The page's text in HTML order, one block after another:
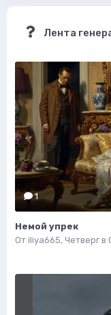
Лента
1
Немой упрек
От iliya665, Четверг в